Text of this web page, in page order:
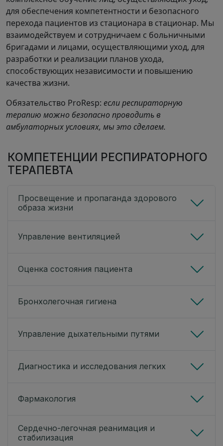
для обеспечения компетентности и безопасного
перехода пациентов из стационара в стационар. Мы
взаимодействуем и сотрудничаем с больничными
бригадами и лицами, осуществляющими уход, для
разработки и реализации планов ухода,
способствующих независимости и повышению
качества жизни.
Обязательство ProResp: если респираторную
терапию можно безопасно проводить в
амбулаторных условиях, мы это сделаем.
КОМПЕТЕНЦИИ РЕСПИРАТОРНОГО
ТЕРАПЕВТА
Просвещение и пропаганда здорового
образа жизни
Управление вентиляцией
Оценка состояния пациента
Бронхолегочная гигиена
Управление дыхательными путями
Диагностика и исследования легких
Фармакология
Сердечно-легочная реанимация и
стабилизация